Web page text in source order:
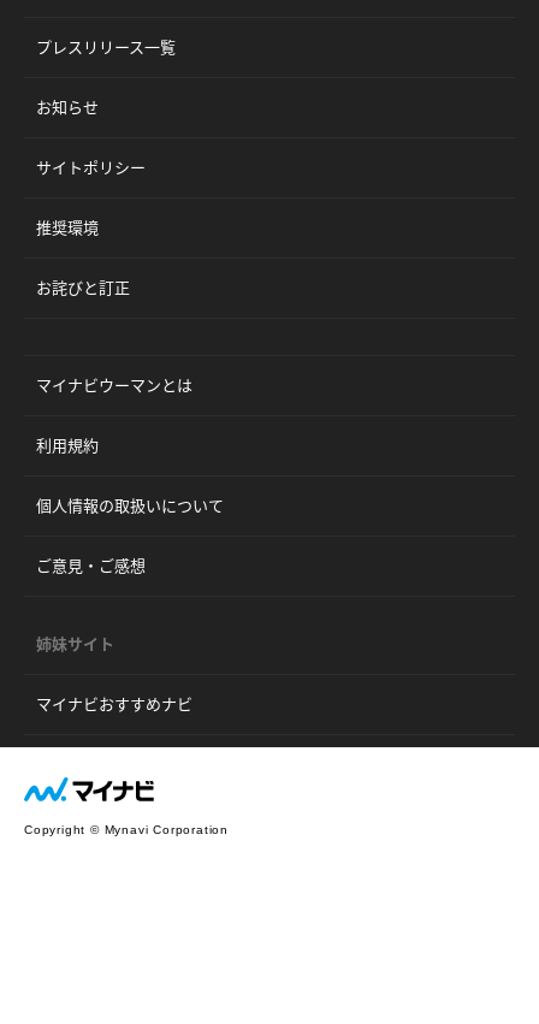
プレスリリース一覧
お知らせ
サイトポリシー
推奨環境
お詫びと訂正
マイナビウーマンとは
利用規約
個人情報の取扱いについて
ご意見・ご感想
姉妹サイト
マイナビおすすめナビ
Copyright © Mynavi Corporation